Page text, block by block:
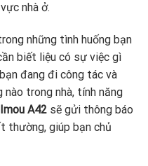
nhà ở.
những tình huống bạn
biết liệu có sự việc gì
đang đi công tác và
trong nhà, tính năng
A42 sẽ gửi thông báo
thường, giúp bạn chủ